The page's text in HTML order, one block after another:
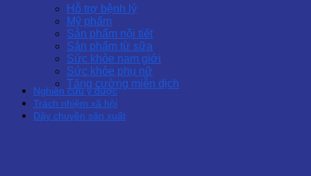
Hỗ trợ bệnh lý
Mỹ phẩm
Sản phẩm nội tiết
Sản phẩm từ sữa
Sức khỏe nam giới
Sức khỏe phụ nữ
Tăng cường miễn dịch
Nghiên cứu y dược
Trách nhiệm xã hội
Dây chuyền sản xuất